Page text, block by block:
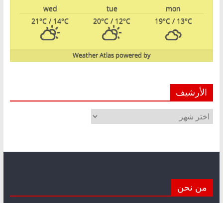
mon
tue
wed
19°C/ 13°C
20°C / 12°C
21°C / 14°C
powered by
Weather Atlas
الأرشيف
الأرشيف
من نحن